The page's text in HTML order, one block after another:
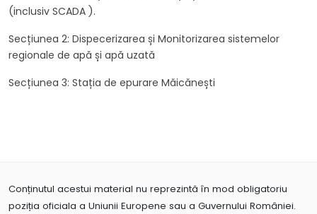
(inclusiv SCADA ).
Secțiunea 2: Dispecerizarea și Monitorizarea sistemelor
regionale de apă și apă uzată
Secțiunea 3: Stația de epurare Măicănești
Conținutul acestui material nu reprezintă în mod obligatoriu
poziția oficiala a Uniunii Europene sau a Guvernului României.